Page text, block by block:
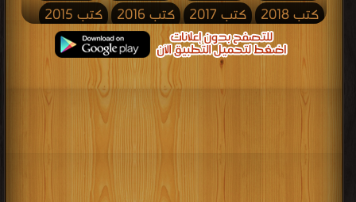
كتب 2018
كتب 2017 كتب 2016
كتب 2015
كتب 2013 كتب 2012
كتب 2011
كتب 2009 كتب 2008
كتب 2006
كتب 2005 كتب 2004
كتب 2003
كتب 2000
كتب 1992
كتب 1991